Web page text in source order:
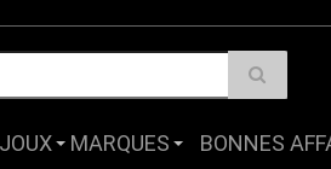
MARQUES BONNES